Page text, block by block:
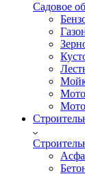
Садовое